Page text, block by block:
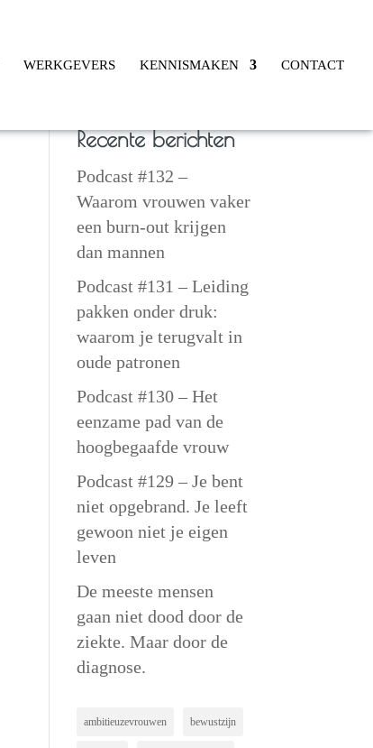
WERKGEVERS KENNISMAKEN CONTACT
Recente berichten
Podcast #132 –
Waarom vrouwen vaker
een burn-out krijgen
dan mannen
Podcast #131 – Leiding
pakken onder druk:
waarom je terugvalt in
oude patronen
Podcast #130 – Het
eenzame pad van de
hoogbegaafde vrouw
Podcast #129 – Je bent
niet opgebrand. Je leeft
gewoon niet je eigen
leven
De meeste mensen
gaan niet dood door de
ziekte. Maar door de
diagnose.
ambitieuzevrouwen bewustzijn